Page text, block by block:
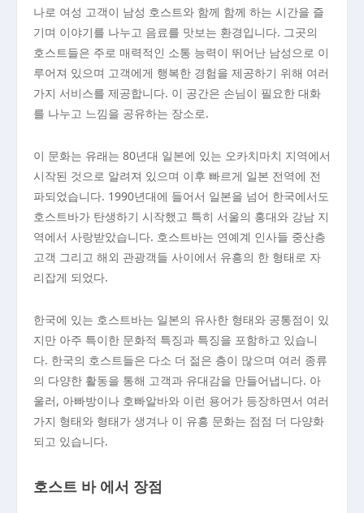
나로 여성 고객이 남성 호스트와 함께 함께 하는 시간을 즐
기며 이야기를 나누고 음료를 맛보는 환경입니다. 그곳의
호스트들은 주로 매력적인 소통 능력이 뛰어난 남성으로 이
루어져 있으며 고객에게 행복한 경험을 제공하기 위해 여러
가지 서비스를 제공합니다. 이 공간은 손님이 필요한 대화
를 나누고 느낌을 공유하는 장소로.
이 문화는 유래는 80년대 일본에 있는 오카치마치 지역에서
시작된 것으로 알려져 있으며 이후 빠르게 일본 전역에 전
파되었습니다. 1990년대에 들어서 일본을 넘어 한국에서도
호스트바가 탄생하기 시작했고 특히 서울의 홍대와 강남 지
역에서 사랑받았습니다. 호스트바는 연예계 인사들 중산층
고객 그리고 해외 관광객들 사이에서 유흥의 한 형태로 자
리잡게 되었다.
한국에 있는 호스트바는 일본의 유사한 형태와 공통점이 있
지만 아주 특이한 문화적 특징과 특징을 포함하고 있습니
다. 한국의 호스트들은 다소 더 젊은 층이 많으며 여러 종류
의 다양한 활동을 통해 고객과 유대감을 만들어냅니다. 아
울러, 아빠방이나 호빠알바와 이런 용어가 등장하면서 여러
가지 형태와 형태가 생겨나 이 유흥 문화는 점점 더 다양화
되고 있습니다.
호스트 바 에서 장점